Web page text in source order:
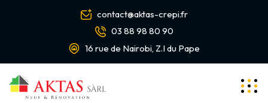
contact@aktas-crepi.fr
03 88 98 80 90
16 rue de Nairobi, Z.I du Pape